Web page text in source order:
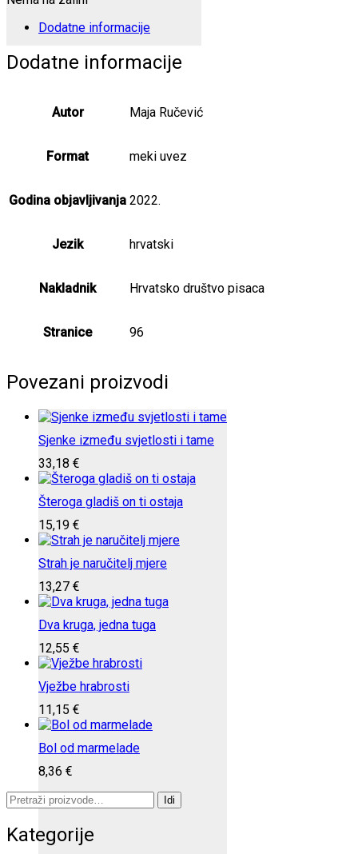
Dodatne informacije
Dodatne informacije
Autor Maja Ručević
Format meki uvez
Godina objavljivanja 2022.
Jezik hrvatski
Nakladnik Hrvatsko društvo pisaca
Stranice 96
Povezani proizvodi
Sjenke između svjetlosti i tame
33,18 €
Šteroga gladiš on ti ostaja
15,19 €
Strah je naručitelj mjere
13,27 €
Dva kruga, jedna tuga
12,55 €
Vježbe hrabrosti
11,15 €
Bol od marmelade
8,36 €
Pretraži:
Idi
Kategorije